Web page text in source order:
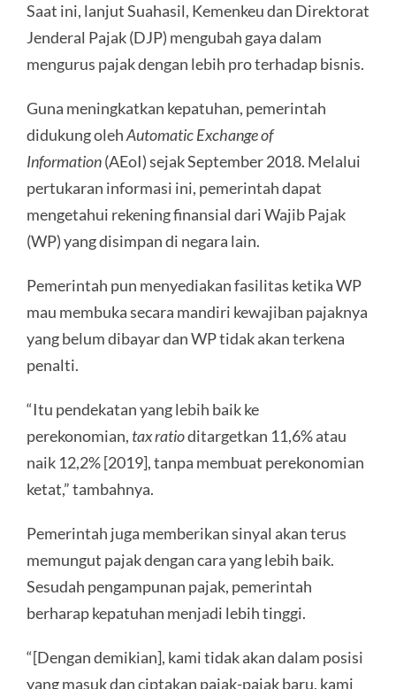
Saat ini, lanjut Suahasil, Kemenkeu dan Direktorat
Jenderal Pajak (DJP) mengubah gaya dalam
mengurus pajak dengan lebih pro terhadap bisnis.
Guna meningkatkan kepatuhan, pemerintah
didukung olehAutomatic Exchange of
Information(AEoI) sejak September 2018. Melalui
pertukaran informasi ini, pemerintah dapat
mengetahui rekening finansial dari Wajib Pajak
(WP) yang disimpan di negara lain.
Pemerintah pun menyediakan fasilitas ketika WP
mau membuka secara mandiri kewajiban pajaknya
yang belum dibayar dan WP tidak akan terkena
penalti.
“Itu pendekatan yang lebih baik ke
perekonomian, tax ratioditargetkan 11,6% atau
naik 12,2% [2019], tanpa membuat perekonomian
ketat,” tambahnya.
Pemerintah juga memberikan sinyal akan terus
memungut pajak dengan cara yang lebih baik.
Sesudah pengampunan pajak, pemerintah
berharap kepatuhan menjadi lebih tinggi.
“[Dengan demikian], kami tidak akan dalam posisi
yang masuk dan ciptakan pajak-pajak baru, kami